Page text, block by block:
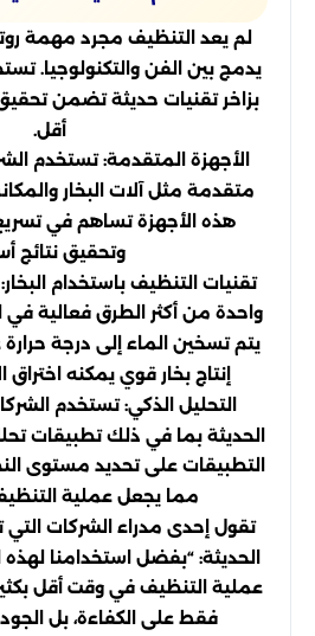
لم يعد التنظيف مجرد مهمة
يدمج بين الفن والتكنولوجيا.
بزاخر تقنيات حديثة تضمن
أقل.
الأجهزة المتقدمة: تستخدم
متقدمة مثل آلات البخار
هذه الأجهزة تساهم في
وتحقيق نتائج
تقنيات التنظيف باستخدام
واحدة من أكثر الطرق فعالية في
يتم تسخين الماء إلى درجة
إنتاج بخار قوي يمكنه
التحليل الذكي: تستخدم
الحديثة بما في ذلك تطبيقات
التطبيقات على تحديد مستوى
مما يجعل عملية
تقول إحدى مدراء الشركات التي
الحديثة: “بفضل استخدامنا لهذه
عملية التنظيف في وقت أقل
فقط على الكفاءة، بل